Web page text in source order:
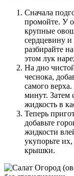
Сначала
промойте. У
крупные
сердцевину
разбирайте
этом лук
На дно
чеснока,
самого
минут. Затем
жидкость в
Теперь
добавьте
жидкости
укупорьте
крышки.